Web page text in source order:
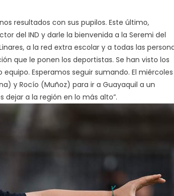
resultados con sus pupilos. Este último,
del IND y darle la bienvenida a la Seremi del
a la red extra escolar y a todas las
que le ponen los deportistas. Se han visto los
Esperamos seguir sumando. El miércoles
y Rocío (Muñoz) para ir a Guayaquil a un
a la región en lo más alto”.